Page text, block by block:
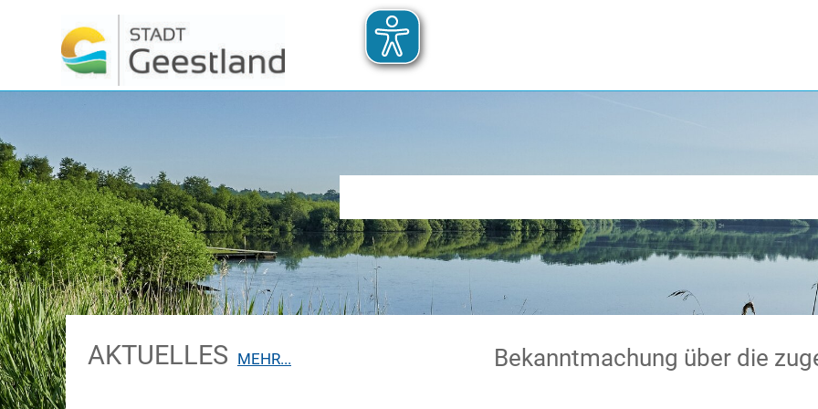
AKTUELLES MEHR... Bekanntmachung über die